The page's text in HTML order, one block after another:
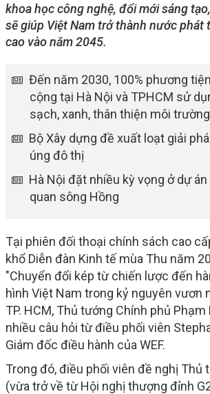
khoa học công nghệ, đổi mới sáng
sẽ giúp Việt Nam trở thành nước phát
cao vào năm 2045.
Đến năm 2030, 100% phương
cộng tại Hà Nội và TPHCM sử
sạch, xanh, thân thiện môi trường
Bộ Xây dựng đề xuất loạt giải
úng đô thị
Hà Nội đặt nhiều kỳ vọng ở dự
quan sông Hồng
Tại phiên đối thoại chính sách cao
khổ Diễn đàn Kinh tế mùa Thu năm
"Chuyển đổi kép từ chiến lược đến
hình Việt Nam trong kỷ nguyên vươn
TP. HCM, Thủ tướng Chính phủ
nhiều câu hỏi từ điều phối viên
Giám đốc điều hành của WEF.
Trong đó, điều phối viên đề nghị Thủ
(vừa trở về từ Hội nghị thượng đỉnh